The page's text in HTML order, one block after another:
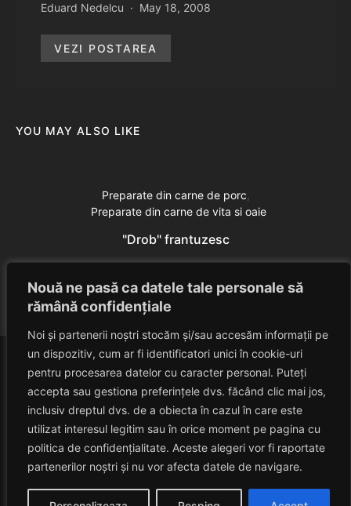
Nouă ne pasă ca datele tale personale să
rămână confidențiale
Noi și partenerii noștri stocăm și/sau accesăm informații pe
un dispozitiv, cum ar fi identificatori unici în cookie-uri
pentru procesarea datelor cu caracter personal. Puteți
accepta sau gestiona preferințele dvs. făcând clic mai jos,
inclusiv dreptul dvs. de a obiecta în cazul în care este
utilizat interesul legitim sau în orice moment pe pagina cu
politica de confidențialitate. Aceste alegeri vor fi raportate
partenerilor noștri și nu vor afecta datele de navigare.
Eduard Nedelcu May 18, 2008
VEZI POSTAREA
YOU MAY ALSO LIKE
Preparate din carne de porc
Preparate din carne de vita si oaie
"Drob" frantuzesc
Eduard Nedelcu June 28, 2014
HAVANACAFE